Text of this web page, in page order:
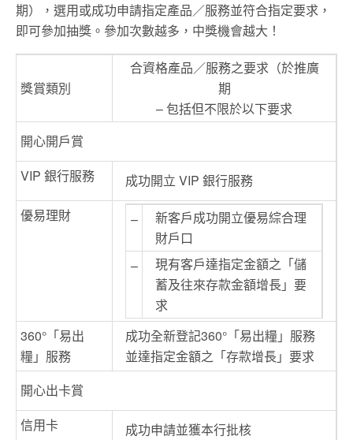
期），選用或成功申請指定產品／服務並符合指定要求，
即可參加抽獎。參加次數越多，中獎機會越大！
獎賞類別
合資格產品／服務之要求（於推廣
期
– 包括但不限於以下要求
開心開戶賞
VIP 銀行服務
成功開立 VIP 銀行服務
優易理財
–
新客戶成功開立優易綜合理
財戶口
–
現有客戶達指定金額之「儲
蓄及往來存款金額增長」要
求
360°「易出
糧」服務
成功全新登記360°「易出糧」服務
並達指定金額之「存款增長」要求
開心出卡賞
信用卡
成功申請並獲本行批核